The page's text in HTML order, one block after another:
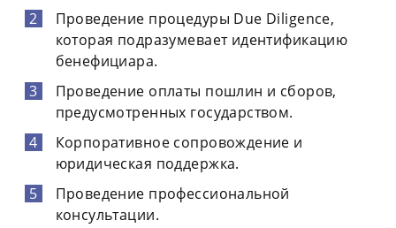
Проведение процедуры Due Diligence,
которая подразумевает идентификацию
бенефициара.
Проведение оплаты пошлин и сборов,
предусмотренных государством.
Корпоративное сопровождение и
юридическая поддержка.
Проведение профессиональной
консультации.